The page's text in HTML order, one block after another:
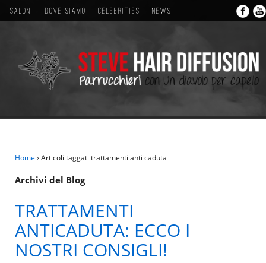
I SALONI DOVE SIAMO CELEBRITIES NEWS
Home › Articoli taggati trattamenti anti caduta
Archivi del Blog
TRATTAMENTI
ANTICADUTA: ECCO I
NOSTRI CONSIGLI!